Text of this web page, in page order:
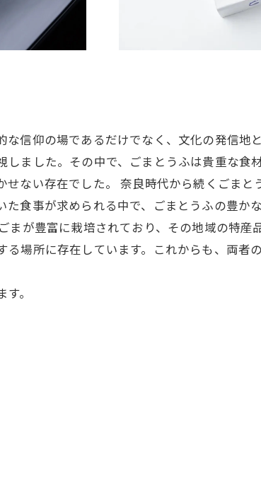
信仰の場であるだけでなく、文化の発信地
ました。その中で、ごまとうふは貴重な食
ない存在でした。 奈良時代から続くごまと
食事が求められる中で、ごまとうふの豊か
が豊富に栽培されており、その地域の特産
場所に存在しています。これからも、両者
。